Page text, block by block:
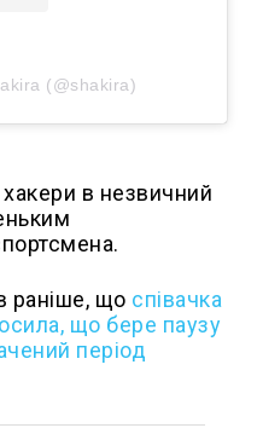
(@shakira)
в незвичний
раніше, що співачка
що бере паузу
період